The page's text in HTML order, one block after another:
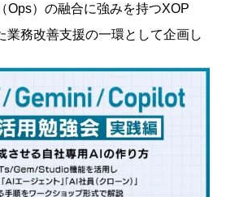
Ops）の融合に強みを持つXOP
業務改善支援の一環として企画し